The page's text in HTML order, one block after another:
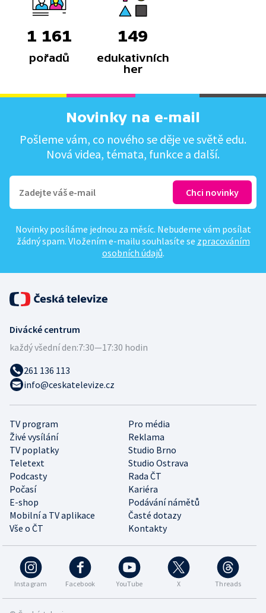
1 161
pořadů
149
edukativních
her
Novinky na e-mail
Pošleme vám, co nového se děje ve světě edu.
Nová videa, témata, funkce a další.
Novinky posíláme jednou za měsíc. Nebudeme vám posílat
žádný spam. Vložením e-mailu souhlasíte se zpracováním
osobních údajů.